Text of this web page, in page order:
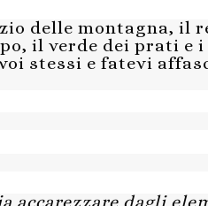
delle montagna, il
il verde dei prati e
stessi e fatevi